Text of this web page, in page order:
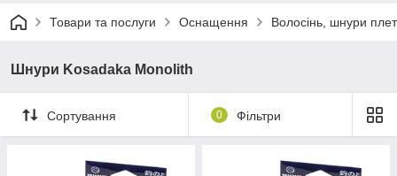
Товари та послуги Оснащення Волосінь, шнури
Шнури Kosadaka Monolith
Сортування 0 Фільтри